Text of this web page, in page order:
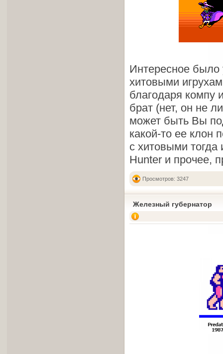
Интересное было
хитовыми
благодаря компу
брат (нет, он не
может быть Вы
какой-то ее клон
с хитовыми
Hunter и прочее,
Просмотров: 3247
Железный губернатор